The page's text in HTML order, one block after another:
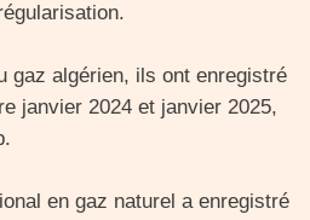
gaz algérien, ils ont enregistré
janvier 2024 et janvier 2025,
en gaz naturel a enregistré